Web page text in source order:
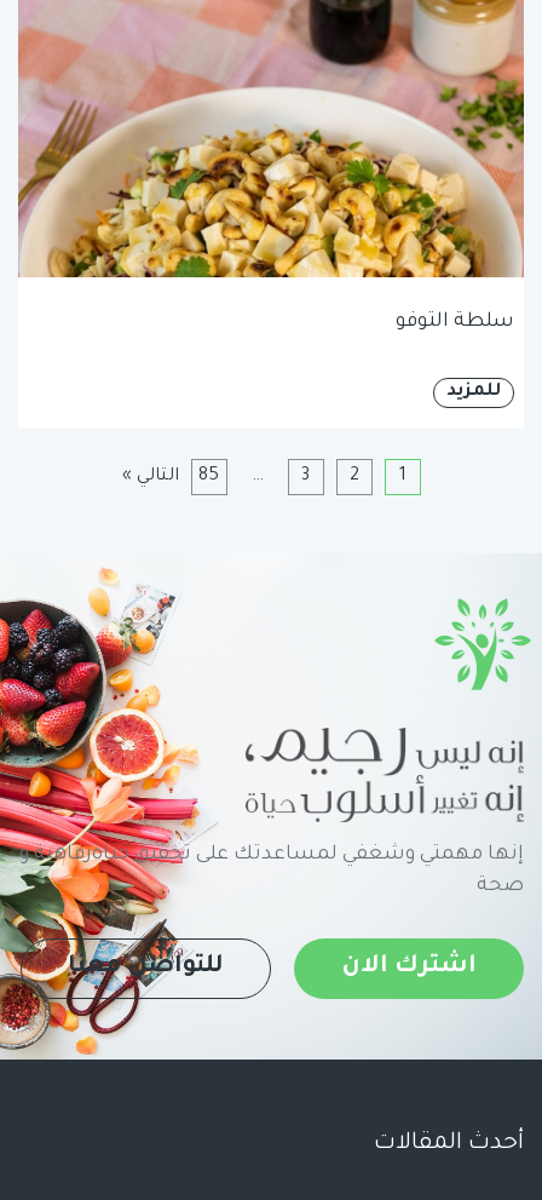
سلطة التوفو
للمزيد
1
2
3
…
85 التالي »
إنها مهمتي وشغفي لمساعدتك على تحقيق حياةرفاهية و
صحة
اشترك الان للتواصل معنا
أحدث المقالات